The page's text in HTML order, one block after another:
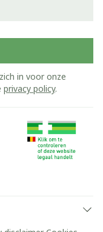
in voor onze
privacy policy.